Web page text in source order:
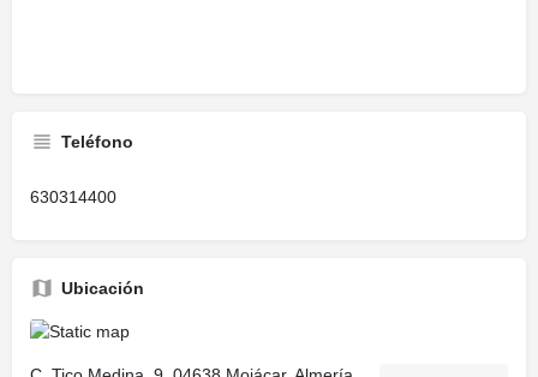
Teléfono
630314400
Ubicación